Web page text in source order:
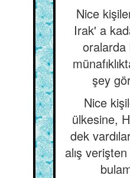
Nice
Irak' a
oralarda
şey
Nice
ülkesine,
dek
alış